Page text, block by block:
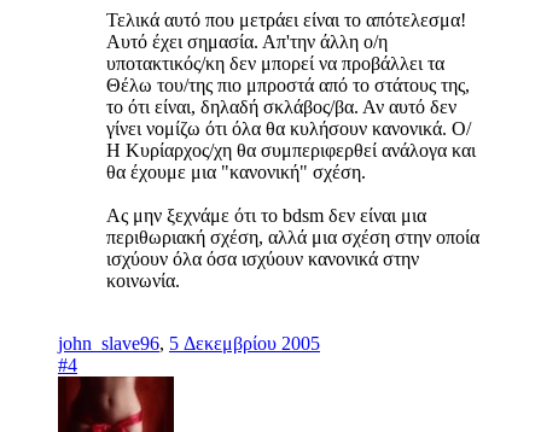
Τελικά αυτό που μετράει είναι το απότελεσμα!
Αυτό έχει σημασία. Απ'την άλλη ο/η
υποτακτικός/κη δεν μπορεί να προβάλλει τα
Θέλω του/της πιο μπροστά από το στάτους της,
το ότι είναι, δηλαδή σκλάβος/βα. Αν αυτό δεν
γίνει νομίζω ότι όλα θα κυλήσουν κανονικά. Ο/
Η Κυρίαρχος/χη θα συμπεριφερθεί ανάλογα και
θα έχουμε μια "κανονική" σχέση.
Ας μην ξεχνάμε ότι το bdsm δεν είναι μια
περιθωριακή σχέση, αλλά μια σχέση στην οποία
ισχύουν όλα όσα ισχύουν κανονικά στην
κοινωνία.
john_slave96, 5 Δεκεμβρίου 2005
#4